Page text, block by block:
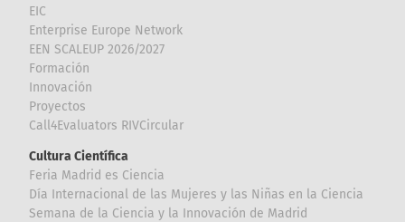
EIC
Enterprise Europe Network
EEN SCALEUP 2026/2027
Formación
Innovación
Proyectos
Call4Evaluators RIVCircular
Cultura Científica
Feria Madrid es Ciencia
Día Internacional de las Mujeres y las Niñas en la Ciencia
Semana de la Ciencia y la Innovación de Madrid